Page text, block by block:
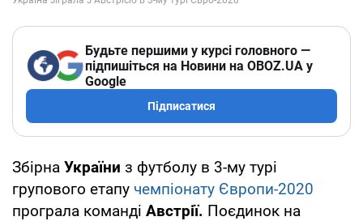
Будьте першими у курсі головного —
підпишіться на Новини на OBOZ.UA у
Google
Підписатися
Збірна України з футболу в 3-му турі
групового етапу чемпіонату Європи-2020
програла команді Австрії. Поєдинок на